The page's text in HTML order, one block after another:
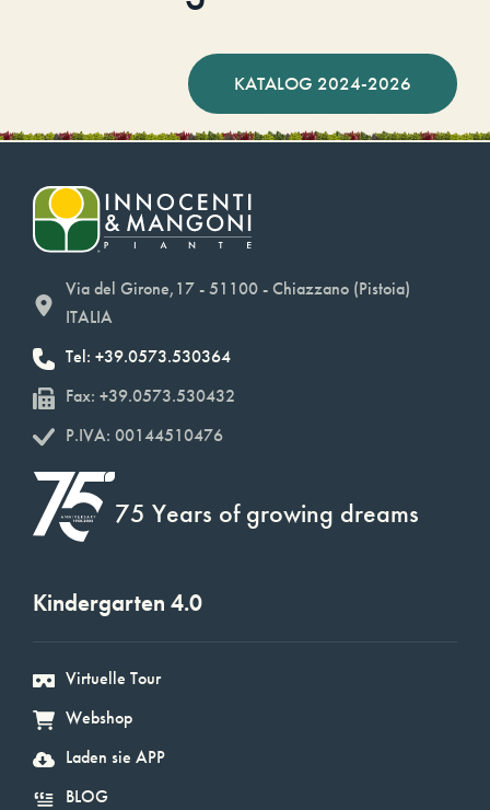
KATALOG 2024-2026
Via del Girone,17 - 51100 - Chiazzano (Pistoia)
ITALIA
Tel: +39.0573.530364
Fax: +39.0573.530432
P.IVA: 00144510476
75 Years of growing dreams
Kindergarten 4.0
Virtuelle Tour
Webshop
Laden sie APP
BLOG